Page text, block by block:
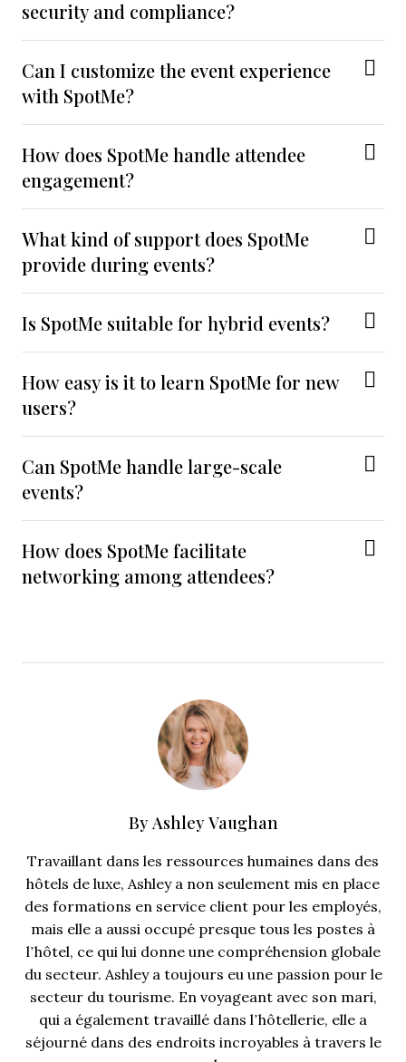
security and compliance?
Can I customize the event experience
with SpotMe?
How does SpotMe handle attendee
engagement?
What kind of support does SpotMe
provide during events?
Is SpotMe suitable for hybrid events?
How easy is it to learn SpotMe for new
users?
Can SpotMe handle large-scale
events?
How does SpotMe facilitate
networking among attendees?
ByAshley Vaughan
Travaillant dans les ressources humaines dans des
hôtels de luxe, Ashley a non seulement mis en place
des formations en service client pour les employés,
mais elle a aussi occupé presque tous les postes à
l’hôtel, ce qui lui donne une compréhension globale
du secteur. Ashley a toujours eu une passion pour le
secteur du tourisme. En voyageant avec son mari,
qui a également travaillé dans l’hôtellerie, elle a
séjourné dans des endroits incroyables à travers le